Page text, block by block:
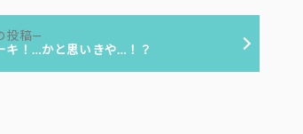
投稿
次
の
キ！…かと思いきや…！？